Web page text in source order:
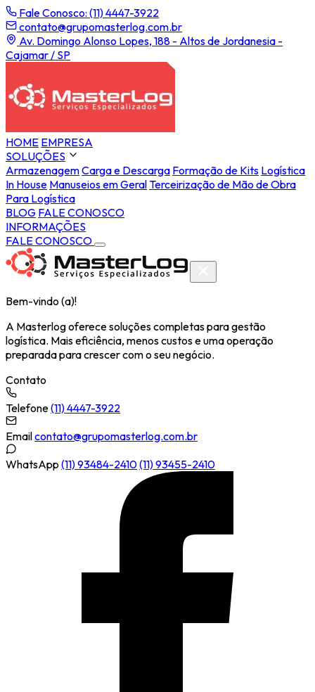
Fale Conosco: (11) 4447-3922
contato@grupomasterlog.com.br
Av. Domingo Alonso Lopes, 188 - Altos de Jordanesia -
Cajamar / SP
HOME EMPRESA
SOLUÇÕES
ArmazenagemCarga e Descarga Formação de Kits Logística
In House Manuseios em GeralTerceirização de Mão de Obra
Para Logística
BLOG FALE CONOSCO
INFORMAÇÕES
FALE CONOSCO
Bem-vindo (a)!
A Masterlog oferece soluções completas para gestão
logística. Mais eficiência, menos custos e uma operação
preparada para crescer com o seu negócio.
Contato
Telefone(11) 4447-3922
Emailcontato@grupomasterlog.com.br
WhatsApp (11) 93484-2410(11) 93455-2410